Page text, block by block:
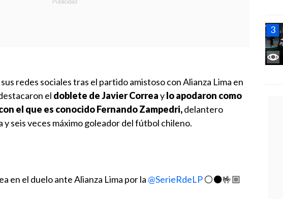
redes sociales tras el partido amistoso con Alianza Lima en
el doblete de Javier Correaylo apodaron como
el que es conocido Fernando Zampedri,delantero
seis veces máximo goleador del fútbol chileno.
en el duelo ante Alianza Lima por la @SerieRdeLP⚪️⚫️🤟🏼